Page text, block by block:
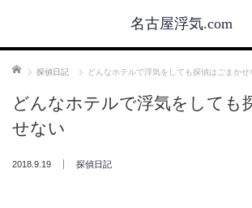
名古屋浮気.com
ホーム 探偵日記 どんなホテルで浮気をしても探偵はごまかせ
どんなホテルで浮気をしても
せない
2018.9.19 探偵日記